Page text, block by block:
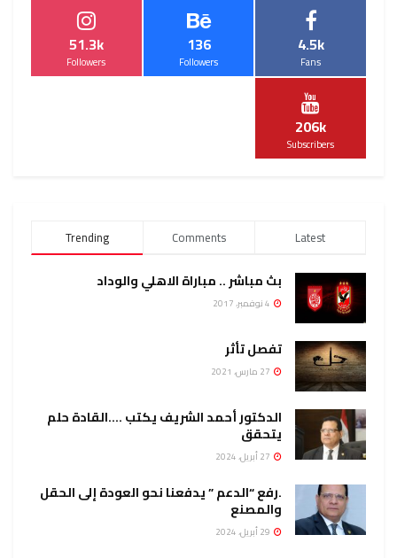
4.5k
Fans
136
Followers
51.3k
Followers
206k
Subscribers
Trending Comments Latest
بث مباشر .. مباراة الاهلي والوداد
تفصل تأثر
الدكتور أحمد الشريف يكتب ….القادة حلم
يتحقق
.رفع “الدعم ” يدفعنا نحو العودة إلى الحقل
والمصنع